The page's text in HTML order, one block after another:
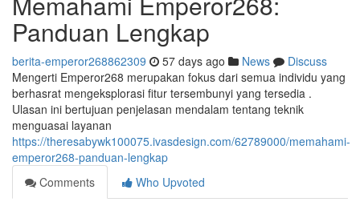
Panduan Lengkap
berita-emperor268862309 57 days ago News
Discuss
Mengerti Emperor268 merupakan fokus dari semua individu yang
berhasrat mengeksplorasi fitur tersembunyi yang tersedia .
Ulasan ini bertujuan penjelasan mendalam tentang teknik
menguasai layanan
https://theresabywk100075.ivasdesign.com/62789000/memahami-
emperor268-panduan-lengkap
Comments
Who Upvoted